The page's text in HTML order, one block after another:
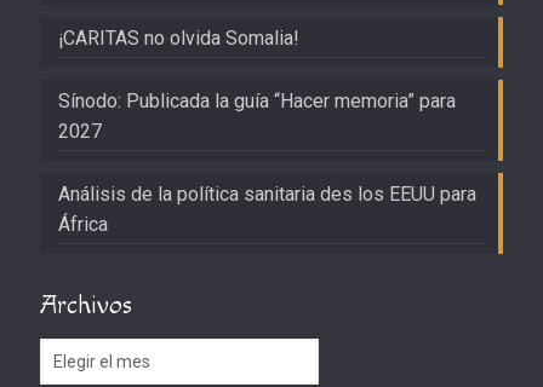
¡CARITAS no olvida Somalia!
Sínodo: Publicada la guía “Hacer memoria” para
2027
Análisis de la política sanitaria des los EEUU para
África
Archivos
Archivos